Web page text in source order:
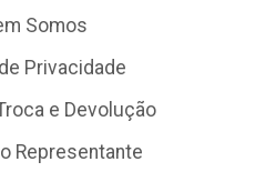
Somos
Privacidade
e Devolução
Representante